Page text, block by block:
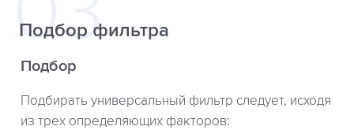
Подбор фильтра
Подбор
Подбирать универсальный фильтр следует, исходя
из трех определяющих факторов: